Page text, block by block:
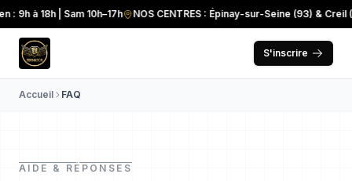
: 9h à 18h | Sam 10h–17h NOS CENTRES : Épinay-sur-Seine (93) & Creil
S'inscrire
Accueil FAQ
AIDE & RÉPONSES